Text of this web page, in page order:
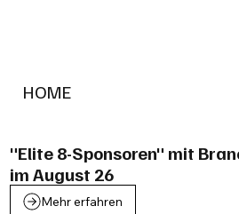
HOME
"Elite 8-Sponsoren" mit
im August 26
Mehr erfahren